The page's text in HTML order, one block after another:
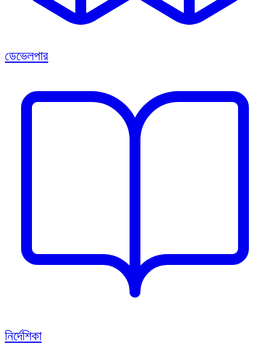
ডেভেলপার
নির্দেশিকা